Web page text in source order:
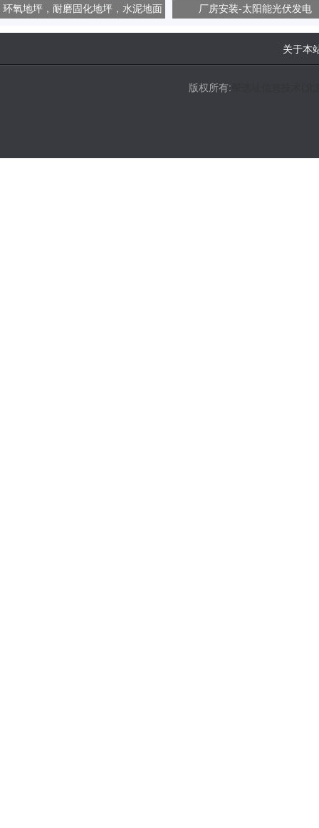
环氧地坪，耐磨固化地坪，水泥地面
起砂、起尘问题
厂房安装-太阳能光伏发电
关于本
版权所有: